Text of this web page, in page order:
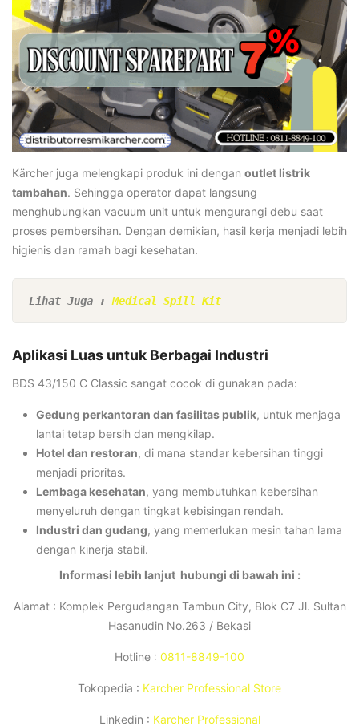
Kärcher juga melengkapi produk ini dengan outlet listrik
tambahan. Sehingga operator dapat langsung
menghubungkan vacuum unit untuk mengurangi debu saat
proses pembersihan. Dengan demikian, hasil kerja menjadi lebih
higienis dan ramah bagi kesehatan.
Lihat Juga : Medical Spill Kit
Aplikasi Luas untuk Berbagai Industri
BDS 43/150 C Classic sangat cocok di gunakan pada:
Gedung perkantoran dan fasilitas publik, untuk menjaga
lantai tetap bersih dan mengkilap.
Hotel dan restoran, di mana standar kebersihan tinggi
menjadi prioritas.
Lembaga kesehatan, yang membutuhkan kebersihan
menyeluruh dengan tingkat kebisingan rendah.
Industri dan gudang, yang memerlukan mesin tahan lama
dengan kinerja stabil.
Informasi lebih lanjut hubungi di bawah ini :
Alamat : Komplek Pergudangan Tambun City, Blok C7 Jl. Sultan
Hasanudin No.263 / Bekasi
Hotline : 0811-8849-100
Tokopedia : Karcher Professional Store
Linkedin : Karcher Professional